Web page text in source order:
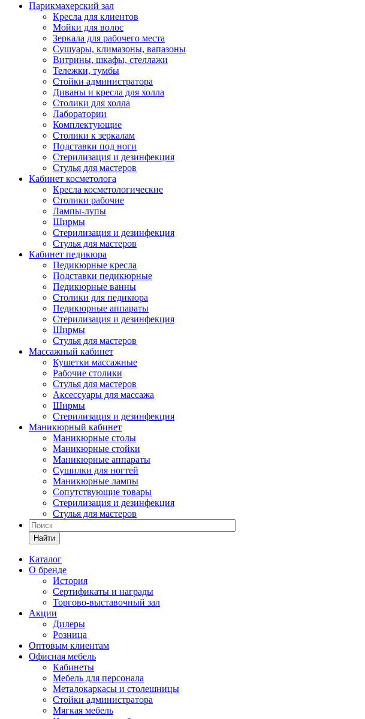
Парикмахерский зал
Кресла для клиентов
Мойки для волос
Зеркала для рабочего места
Сушуары, климазоны, вапазоны
Витрины, шкафы, стеллажи
Тележки, тумбы
Стойки администратора
Диваны и кресла для холла
Столики для холла
Лаборатории
Комплектующие
Столики к зеркалам
Подставки под ноги
Стерилизация и дезинфекция
Стулья для мастеров
Кабинет косметолога
Кресла косметологические
Столики рабочие
Лампы-лупы
Ширмы
Стерилизация и дезинфекция
Стулья для мастеров
Кабинет педикюра
Педикюрные кресла
Подставки педикюрные
Педикюрные ванны
Столики для педикюра
Педикюрные аппараты
Стерилизация и дезинфекция
Ширмы
Стулья для мастеров
Массажный кабинет
Кушетки массажные
Рабочие столики
Стулья для мастеров
Аксессуары для массажа
Ширмы
Стерилизация и дезинфекция
Маникюрный кабинет
Маникюрные столы
Маникюрные стойки
Маникюрные аппараты
Сушилки для ногтей
Маникюрные лампы
Сопутствующие товары
Стерилизация и дезинфекция
Стулья для мастеров
Найти
Каталог
О бренде
История
Сертификаты и награды
Торгово-выставочный зал
Акции
Дилеры
Розница
Оптовым клиентам
Офисная мебель
Кабинеты
Мебель для персонала
Металокаркасы и столешницы
Стойки администратора
Мягкая мебель